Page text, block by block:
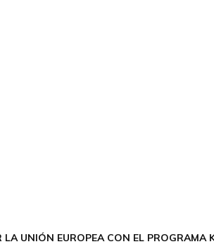
UNIÓN EUROPEA CON EL PROGRAMA